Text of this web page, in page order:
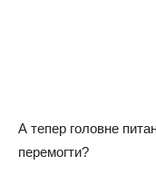
А тепер головне
перемогти?